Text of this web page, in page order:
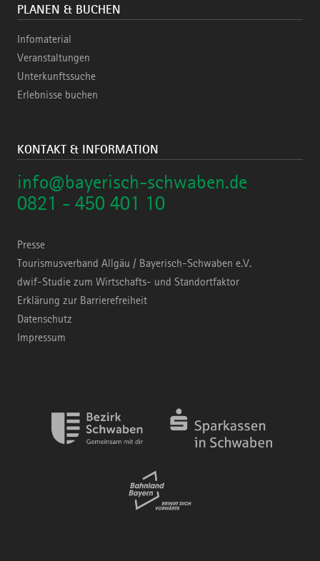
PLANEN & BUCHEN
Infomaterial
Veranstaltungen
Unterkunftssuche
Erlebnisse buchen
KONTAKT & INFORMATION
info@bayerisch-schwaben.de
0821 - 450 401 10
Presse
Tourismusverband Allgäu / Bayerisch-Schwaben e.V.
dwif-Studie zum Wirtschafts- und Standortfaktor
Erklärung zur Barrierefreiheit
Datenschutz
Impressum